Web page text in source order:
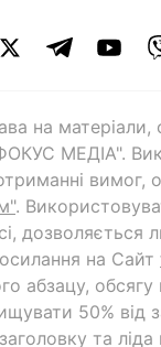
на
МЕДІА".
вимог,
.
дозволяється
на Cайт
абзацу,
50% від
та